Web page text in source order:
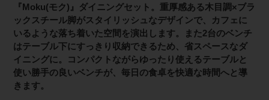
『Moku(モク)』ダイニングセット。重厚感ある木目調×ブラ
ックスチール脚がスタイリッシュなデザインで、カフェに
いるような落ち着いた空間を演出します。また2台のベンチ
はテーブル下にすっきり収納できるため、省スペースなダ
イニングに。コンパクトながらゆったり使えるテーブルと
使い勝手の良いベンチが、毎日の食卓を快適な時間へと導
きます。